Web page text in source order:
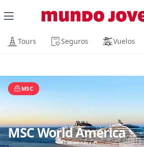
Tours Seguros Vuelos
close
VIAJES
Playas
MSC
MSC World America